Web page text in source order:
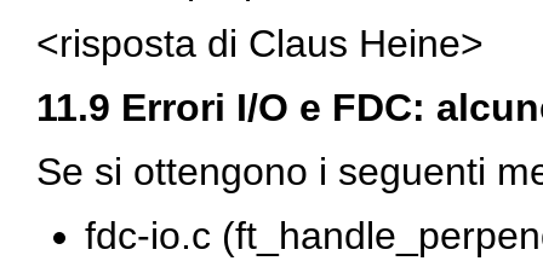
<risposta di Claus Heine>
11.9 Errori I/O e FDC:
Se si ottengono i seguenti
fdc-io.c